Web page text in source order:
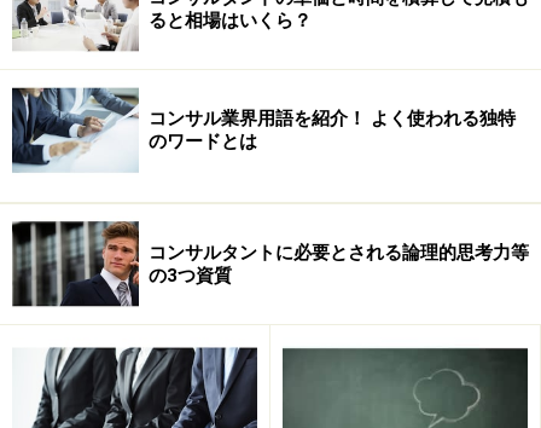
ると相場はいくら？
コンサル業界用語を紹介！ よく使われる独特
のワードとは
コンサルタントに必要とされる論理的思考力等
の3つ資質